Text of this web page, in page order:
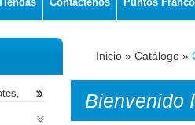
Inicio » Catálogo »
Bienvenido